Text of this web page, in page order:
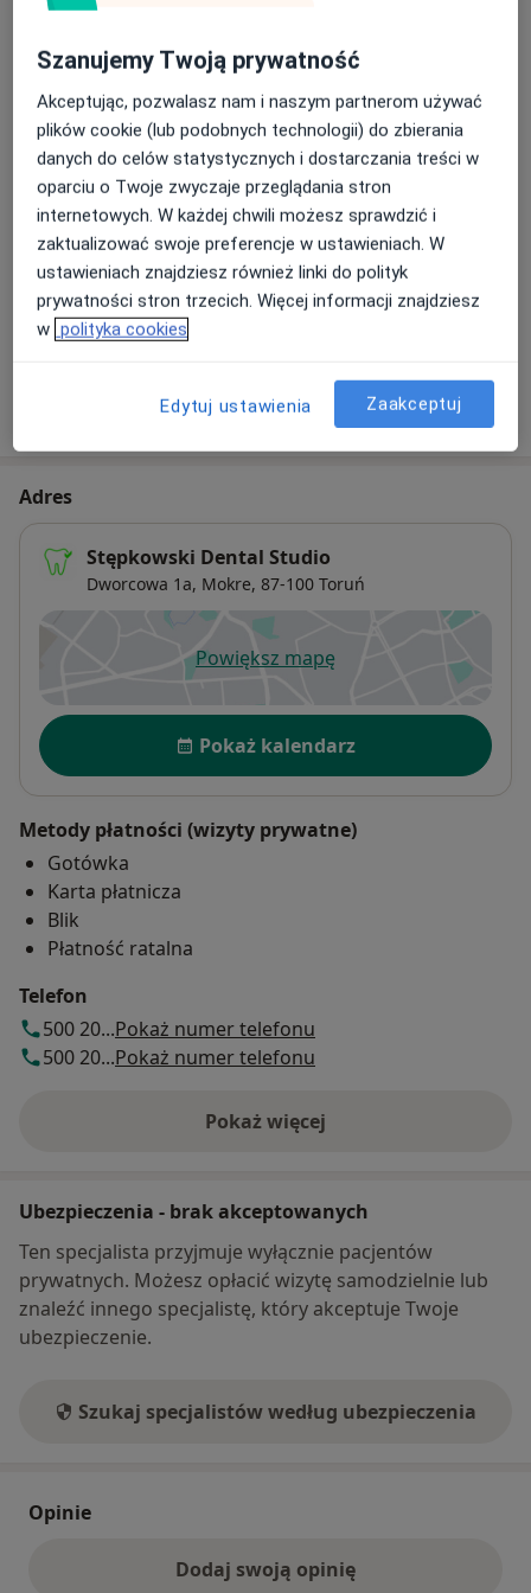
1 200 zł Szczegóły
Pakiet higienizacyjny
Od 300 zł Szczegóły Umów wizytę
Pakiet higienizacyjny z
instruktażem
Od 300 zł Szczegóły
Umów wizytę
+ 10 usług
W jaki sposób ustalane są ceny?
Adres
Stępkowski Dental Studio
Dworcowa 1a, Mokre, 87-100 Toruń
Powiększ mapęotwiera się w nowej karcie
Dostępność
Pokaż kalendarz
Metody płatności (wizyty prywatne)
Gotówka
Karta płatnicza
Blik
Płatność ratalna
Telefon
500 20...Pokaż numer telefonu
500 20...Pokaż numer telefonu
Pokaż więcej
o adresie
Ubezpieczenia - brak akceptowanych
Ten specjalista przyjmuje wyłącznie pacjentów
prywatnych. Możesz opłacić wizytę samodzielnie lub
znaleźć innego specjalistę, który akceptuje Twoje
ubezpieczenie.
Szukaj specjalistów według ubezpieczenia
Opinie
Dodaj swoją opinię
Szanujemy Twoją prywatność
Akceptując, pozwalasz nam i naszym partnerom używać
plików cookie (lub podobnych technologii) do zbierania
danych do celów statystycznych i dostarczania treści w
oparciu o Twoje zwyczaje przeglądania stron
internetowych. W każdej chwili możesz sprawdzić i
zaktualizować swoje preferencje w ustawieniach. W
ustawieniach znajdziesz również linki do polityk
prywatności stron trzecich. Więcej informacji znajdziesz
w polityka cookies
Edytuj ustawienia Zaakceptuj